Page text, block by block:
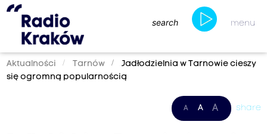
search menu
Aktualności Tarnów
Jadłodzielnia w Tarnowie cieszy
się ogromną popularnością
A A A share